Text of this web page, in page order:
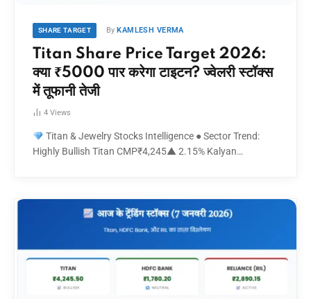
SHARE TARGET By KAMLESH VERMA
Titan Share Price Target 2026:
क्या ₹5000 पार करेगा टाइटन? ज्वेलरी स्टॉक्स
में तूफानी तेजी
4 Views
Titan & Jewelry Stocks Intelligence ● Sector Trend:
Highly Bullish Titan CMP₹4,245▲ 2.15% Kalyan…